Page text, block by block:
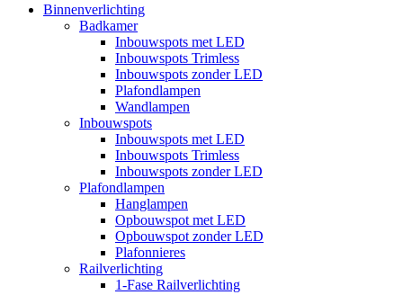
Binnenverlichting
Badkamer
Inbouwspots met LED
Inbouwspots Trimless
Inbouwspots zonder LED
Plafondlampen
Wandlampen
Inbouwspots
Inbouwspots met LED
Inbouwspots Trimless
Inbouwspots zonder LED
Plafondlampen
Hanglampen
Opbouwspot met LED
Opbouwspot zonder LED
Plafonnieres
Railverlichting
1-Fase Railverlichting